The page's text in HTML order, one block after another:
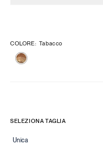
COLORE: Tabacco
SELEZIONA TAGLIA
Unica